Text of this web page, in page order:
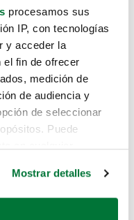
procesamos sus
IP, con tecnologías
y acceder la
el fin de ofrecer
medición de
de audiencia y
de seleccionar
Puede
Mostrar detalles
como
aquí.
que estás